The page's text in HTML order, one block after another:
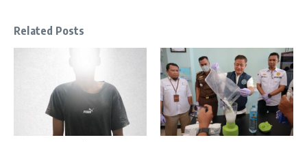
Related Posts